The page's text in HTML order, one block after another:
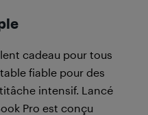
cadeau pour tous
fiable pour des
intensif. Lancé
Pro est conçu